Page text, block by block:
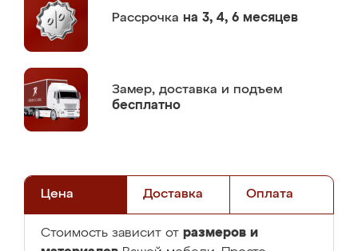
Рассрочка на 3, 4, 6 месяцев
Замер, доставка и подъем
бесплатно
Цена Доставка Оплата
Стоимость зависит от размеров и